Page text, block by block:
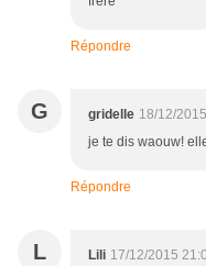
Répondre
G gridelle 18/12/
je te dis waouw!
Répondre
L Lili 17/12/2015